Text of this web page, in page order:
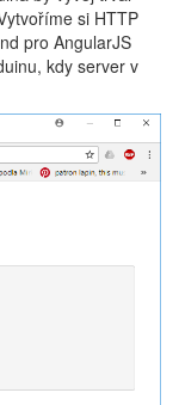
si HTTP
pro AngularJS
kdy server v